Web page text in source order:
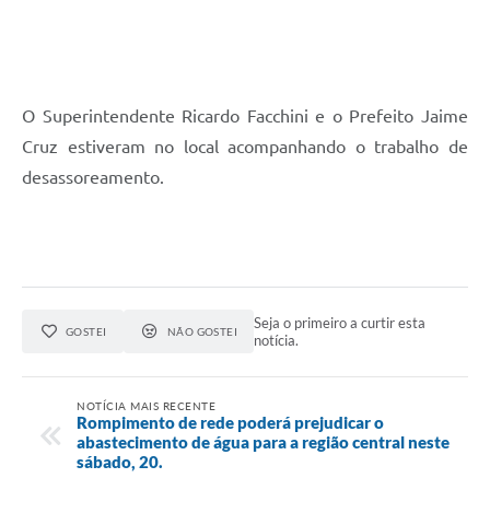
O Superintendente Ricardo Facchini e o Prefeito Jaime
Cruz estiveram no local acompanhando o trabalho de
desassoreamento.
GOSTEI NÃO GOSTEI
Seja o primeiro a curtir esta
notícia.
NOTÍCIA MAIS RECENTE
Rompimento de rede poderá prejudicar o
abastecimento de água para a região central neste
sábado, 20.